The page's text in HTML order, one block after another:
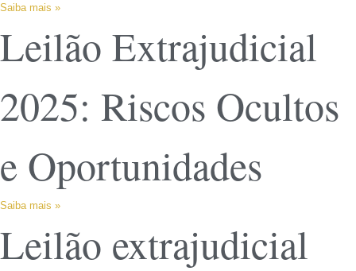
Saiba mais »
Leilão Extrajudicial
2025: Riscos Ocultos
e Oportunidades
Saiba mais »
Leilão extrajudicial